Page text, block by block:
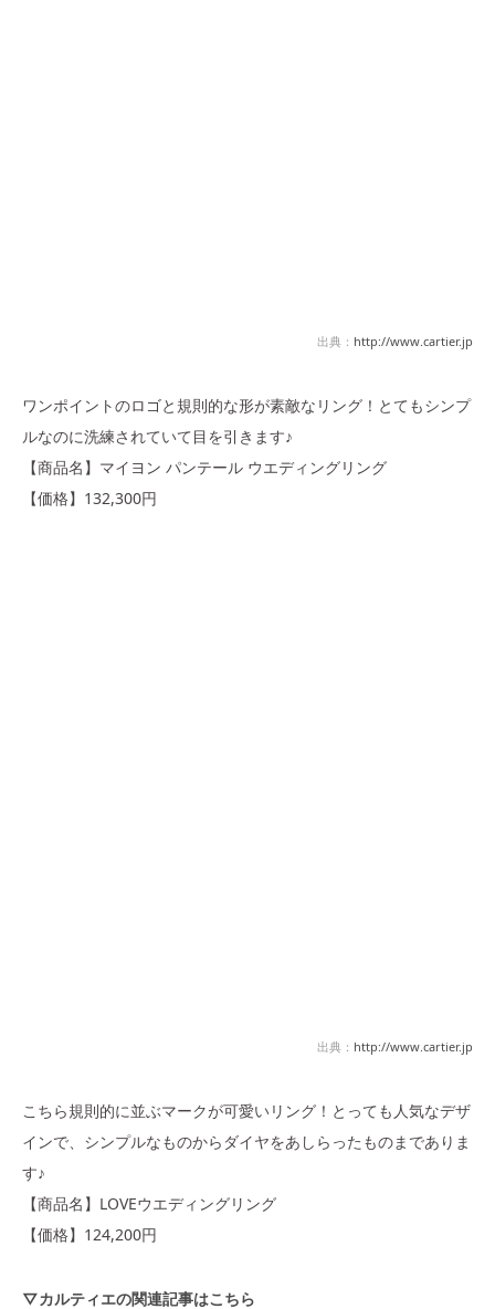
出典： http://www.cartier.jp
ワンポイントのロゴと規則的な形が素敵なリング！とてもシンプ
ルなのに洗練されていて目を引きます♪
【商品名】マイヨン パンテール ウエディングリング
【価格】132,300円
出典： http://www.cartier.jp
こちら規則的に並ぶマークが可愛いリング！とっても人気なデザ
インで、シンプルなものからダイヤをあしらったものまでありま
す♪
【商品名】LOVEウエディングリング
【価格】124,200円
▽カルティエの関連記事はこちら